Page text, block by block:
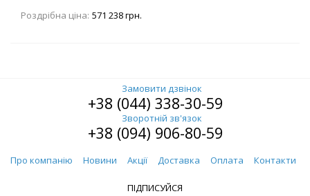
Роздрібна ціна: 571 238 грн.
Замовити дзвінок
+38 (044) 338-30-59
Зворотній зв'язок
+38 (094) 906-80-59
Про компанію Новини Акції Доставка Оплата Контакти
ПІДПИСУЙСЯ